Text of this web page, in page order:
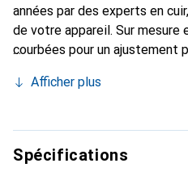
années par des experts en
de votre appareil. Sur mesure
courbées pour un ajustement
marque Noreve est
excellent choix pour le client
Afficher plus
Spécifications